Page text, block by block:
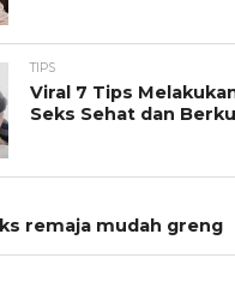
TIPS
Viral 7 Tips
Seks Sehat dan
remaja mudah greng